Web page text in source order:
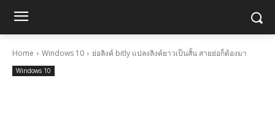
Home Windows 10 ย่อลิงค์ bitly แปลงลิงค์ยาวเป็นสั้น สายย่อก็ต้องมา
Windows 10